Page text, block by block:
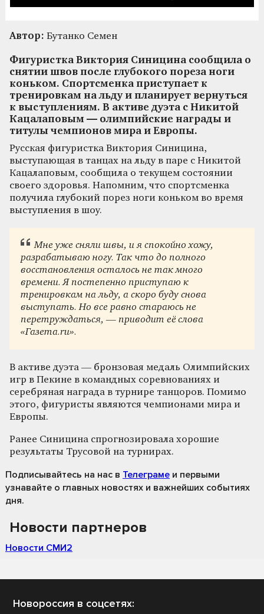
Автор: Бутанко Семен
Фигуристка Виктория Синицина сообщила о
снятии швов после глубокого пореза ноги
коньком. Спортсменка приступает к
тренировкам на льду и планирует вернуться
к выступлениям. В активе дуэта с Никитой
Кацалаповым — олимпийские награды и
титулы чемпионов мира и Европы.
Русская фигуристка Виктория Синицина,
выступающая в танцах на льду в паре с Никитой
Кацалаповым, сообщила о текущем состоянии
своего здоровья. Напомним, что спортсменка
получила глубокий порез ноги коньком во время
выступления в шоу.
Мне уже сняли швы, и я спокойно хожу,
разрабатываю ногу. Так что до полного
восстановления осталось не так много
времени. Я постепенно приступаю к
тренировкам на льду, а скоро буду снова
выступать. Но все равно стараюсь не
перетруждаться, — приводит её слова
«Газета.ru».
В активе дуэта — бронзовая медаль Олимпийских
игр в Пекине в командных соревнованиях и
серебряная награда в турнире танцоров. Помимо
этого, фигуристы являются чемпионами мира и
Европы.
Ранее Синицина спрогнозировала хорошие
результаты Трусовой на турнирах.
Подписывайтесь на нас в Телеграме и первыми
узнавайте о главных новостях и важнейших событиях
дня.
Новости партнеров
Новости СМИ2
Новороссия в соцсетях: